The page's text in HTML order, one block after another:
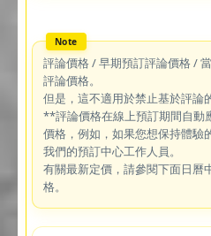
評論價格 / 早期預訂評論價格 /
評論價格。
但是，這不適用於禁止基於評論
**評論價格在線上預訂期間自動
價格，例如，如果您想保持體驗
我們的預訂中心工作人員。
有關最新定價，請參閱下面日曆
格。